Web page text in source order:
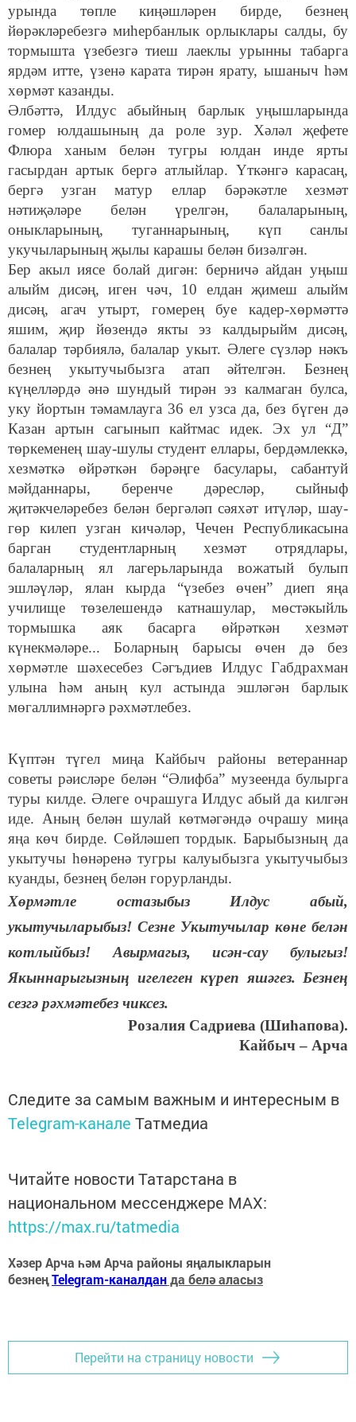
урында төпле киңәшләрен бирде, безнең
йөрәкләребезгә миһербанлык орлыклары салды, бу
тормышта үзебезгә тиеш лаеклы урынны табарга
ярдәм итте, үзенә карата тирән ярату, ышаныч һәм
хөрмәт казанды.
Әлбәттә, Илдус абыйның барлык уңышларында
гомер юлдашының да роле зур. Хәләл җефете
Флюра ханым белән тугры юлдан инде ярты
гасырдан артык бергә атлыйлар. Үткәнгә карасаң,
бергә узган матур еллар бәрәкәтле хезмәт
нәтиҗәләре белән үрелгән, балаларының,
оныкларының, туганнарының, күп санлы
укучыларының җылы карашы белән бизәлгән.
Бер акыл иясе болай дигән: берничә айдан уңыш
алыйм дисәң, иген чәч, 10 елдан җимеш алыйм
дисәң, агач утырт, гомерең буе кадер-хөрмәттә
яшим, җир йөзендә якты эз калдырыйм дисәң,
балалар тәрбиялә, балалар укыт. Әлеге сүзләр нәкъ
безнең укытучыбызга атап әйтелгән. Безнең
күңелләрдә әнә шундый тирән эз калмаган булса,
уку йортын тәмамлауга 36 ел узса да, без бүген дә
Казан артын сагынып кайтмас идек. Эх ул “Д”
төркеменең шау-шулы студент еллары, бердәмлеккә,
хезмәткә өйрәткән бәрәңге басулары, сабантуй
мәйданнары, беренче дәресләр, сыйныф
җитәкчеләребез белән бергәләп сәяхәт итүләр, шау-
гөр килеп узган кичәләр, Чечен Республикасына
барган студентларның хезмәт отрядлары,
балаларның ял лагерьларында вожатый булып
эшләүләр, ялан кырда “үзебез өчен” диеп яңа
училище төзелешендә катнашулар, мөстәкыйль
тормышка аяк басарга өйрәткән хезмәт
күнекмәләре... Боларның барысы өчен дә без
хөрмәтле шәхесебез Сәгъдиев Илдус Габдрахман
улына һәм аның кул астында эшләгән барлык
мөгаллимнәргә рәхмәтлебез.
Күптән түгел миңа Кайбыч районы ветераннар
советы рәисләре белән “Әлифба” музеенда булырга
туры килде. Әлеге очрашуга Илдус абый да килгән
иде. Аның белән шулай көтмәгәндә очрашу миңа
яңа көч бирде. Сөйләшеп тордык. Барыбызның да
укытучы һөнәренә тугры калуыбызга укытучыбыз
куанды, безнең белән горурланды.
Хөрмәтле остазыбыз Илдус абый,
укытучыларыбыз! Сезне Укытучылар көне белән
котлыйбыз! Авырмагыз, исән-сау булыгыз!
Якыннарыгызның игелеген күреп яшәгез. Безнең
сезгә рәхмәтебез чиксез.
Розалия Садриева (Шиһапова).
Кайбыч – Арча
Следите за самым важным и интересным в
Telegram-канале Татмедиа
Читайте новости Татарстана в
национальном мессенджере MАХ:
https://max.ru/tatmedia
Хәзер Арча һәм Арча районы яңалыкларын
безнеңTelegram-каналданда белә аласыз
Перейти на страницу новости